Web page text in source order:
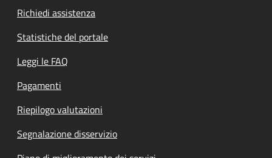
Richiedi assistenza
Statistiche del portale
Leggi le FAQ
Pagamenti
Riepilogo valutazioni
Segnalazione disservizio